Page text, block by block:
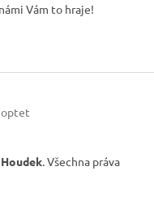
Vám to hraje!
. Všechna práva